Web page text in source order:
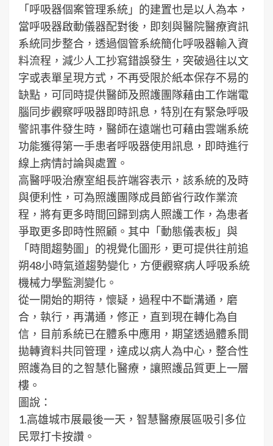
「呼吸器個案管理系統」的建置也是以人為本，
當呼吸器啟動儀器配對後，即刻與醫院醫療資訊
系統同步整合，透過個管系統簡化呼吸器輸入資
料流程，減少人工抄寫錯誤發生，突破過往以文
字或表單呈現方式，不再受限於紙本保存不易的
缺點，可同時提供醫師及照護團隊藉由工作端電
腦同步觀察呼吸器即時訊息，特別在有緊急呼吸
警訊事件發生時，醫師在遠端也可藉由雲端系統
功能獲得第一手患者呼吸器使用訊息，即時進行
線上病情討論與處置。
高醫呼吸治療室組長許端容表示，該系統的及時
與便利性，可為照護團隊成員節省行政作業流
程，將有更多時間回歸到病人照護工作，為患者
爭取更多即時性照顧。其中「動態儀表板」與
「時間趨勢圖」的視覺化圖形，更可提供往前追
朔48小時氣道趨勢變化，方便觀察病人呼吸系統
機械力學監測變化。
從一開始的期待，懷疑，過程中不斷溝通，磨
合，執行，再溝通，修正，直到現在轉化為自
信，目前系統已在體系中應用，期望透過體系間
拋轉資料共同管理，達成以病人為中心，整合性
照護為目的之智慧化醫療，讓照護品質更上一層
樓。
圖說：
1.高雄城市展最後一天，智慧醫療展區吸引多位
民眾打卡按讚。